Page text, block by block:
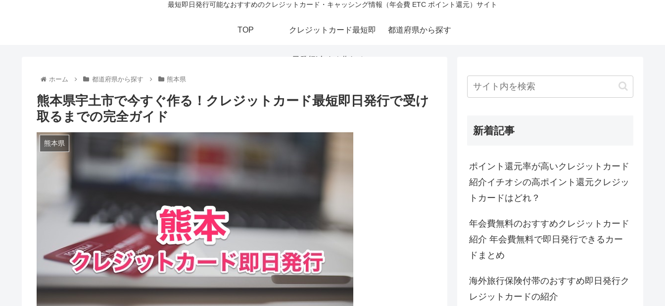
最短即日発行可能なおすすめのクレジットカード・キャッシング情報（年会費 ETC ポイント還元）サイト
TOP クレジットカード最短即
日発行|今すぐ作れる！
都道府県から探す
ホーム 都道府県から探す 熊本県
熊本県宇土市で今すぐ作る！クレジットカード最短即日発行で受け
取るまでの完全ガイド
熊本県
新着記事
ポイント還元率が高いクレジットカード
紹介イチオシの高ポイント還元クレジッ
トカードはどれ？
年会費無料のおすすめクレジットカード
紹介 年会費無料で即日発行できるカー
ドまとめ
海外旅行保険付帯のおすすめ即日発行ク
レジットカードの紹介